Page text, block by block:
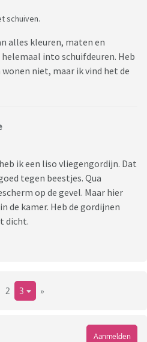
schuiven.
alles kleuren, maten en
into schuifdeuren. Heb
wonen niet, maar ik vind het de
ik een liso vliegengordijn. Dat
tegen beestjes. Qua
op de gevel. Maar hier
de kamer. Heb de gordijnen
dicht.
2 3 »
Aanmelden